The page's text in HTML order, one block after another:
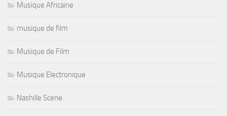
Musique Africaine
musique de film
Musique de Film
Musique Electronique
Nashille Scene